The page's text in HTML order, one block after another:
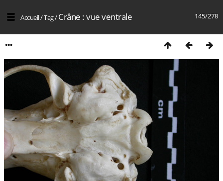
145/278
Accueil/Tag/Crâne : vue ventrale